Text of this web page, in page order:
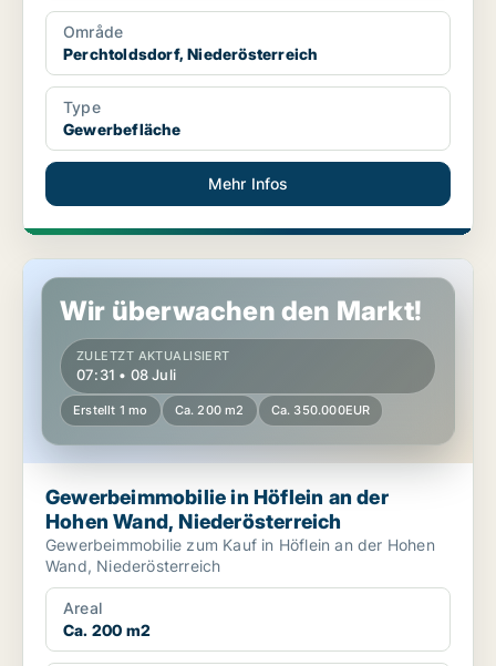
Område
Perchtoldsdorf, Niederösterreich
Type
Gewerbefläche
Mehr Infos
Gewerbeimmobilie in Höflein an der Hohen Wand,
Wir überwachen den Markt!
ZULETZT AKTUALISIERT
07:31 • 08 Juli
Erstellt 1 mo Ca. 200 m2 Ca. 350.000EUR
Gewerbeimmobilie in Höflein an der
Hohen Wand, Niederösterreich
Gewerbeimmobilie zum Kauf in Höflein an der Hohen
Wand, Niederösterreich
Areal
Ca. 200 m2